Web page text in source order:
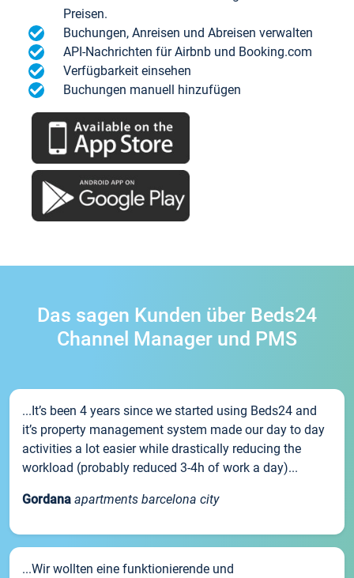
Preisen.
Buchungen, Anreisen und Abreisen verwalten
API-Nachrichten für Airbnb und Booking.com
Verfügbarkeit einsehen
Buchungen manuell hinzufügen
Das sagen Kunden über Beds24
Channel Manager und PMS
...It’s been 4 years since we started using Beds24 and
it’s property management system made our day to day
activities a lot easier while drastically reducing the
workload (probably reduced 3-4h of work a day)...
Gordana apartments barcelona city
...Wir wollten eine funktionierende und